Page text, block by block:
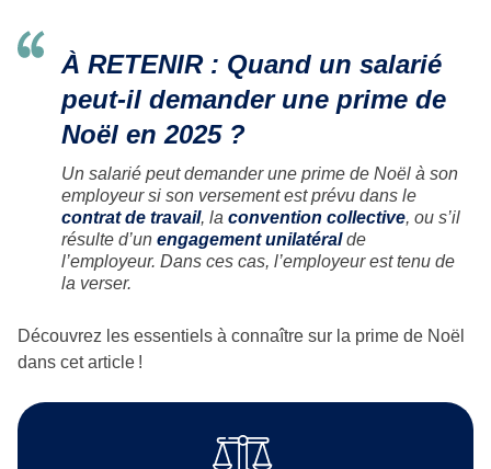
À RETENIR : Quand un salarié
peut-il demander une prime de
Noël en 2025 ?
Un salarié peut demander une prime de Noël à son
employeur si son versement est prévu dans le
contrat de travail, la convention collective, ou s’il
résulte d’un engagement unilatéralde
l’employeur. Dans ces cas, l’employeur est tenu de
la verser.
Découvrez les essentiels à connaître sur la prime de Noël
dans cet article !